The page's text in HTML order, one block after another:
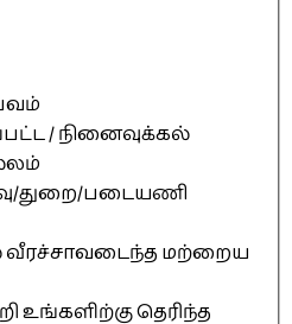
/ நினைவுக்கல்
துறை/படையணி
வீரச்சாவடைந்த மற்றைய
உங்களிற்கு தெரிந்த